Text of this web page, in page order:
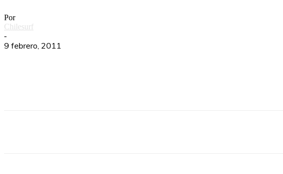
Por
Chilesurf
-
9 febrero, 2011